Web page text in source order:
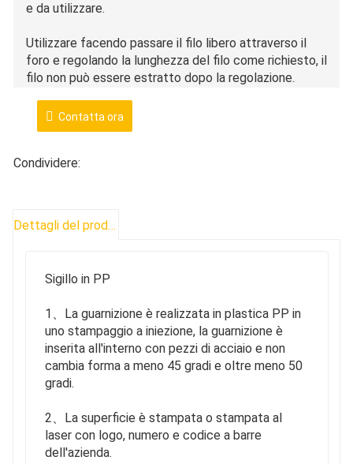
e da utilizzare.
Utilizzare facendo passare il filo libero attraverso il
foro e regolando la lunghezza del filo come richiesto, il
filo non può essere estratto dopo la regolazione.
Non può essere strappato nemmeno con grande
tensione e richiede la distruzione manuale per aprirsi.
In questo modo la sicurezza delle merci viene
Contatta ora
Condividere:
Dettagli del prodotto
Sigillo in PP
1、La guarnizione è realizzata in plastica PP in
uno stampaggio a iniezione, la guarnizione è
inserita all'interno con pezzi di acciaio e non
cambia forma a meno 45 gradi e oltre meno 50
gradi.
2、La superficie è stampata o stampata al
laser con logo, numero e codice a barre
dell'azienda.